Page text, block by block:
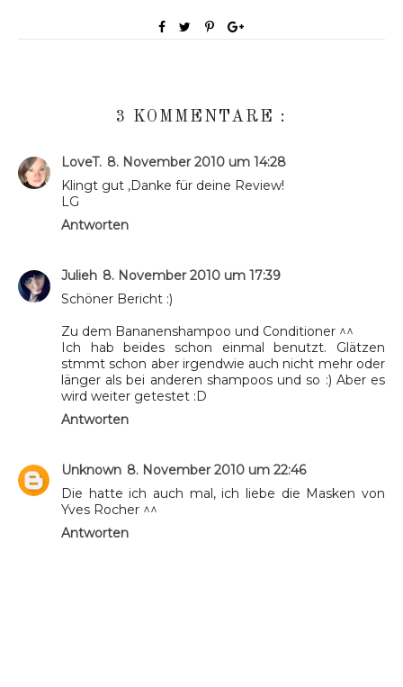
3 KOMMENTARE :
LoveT. 8. November 2010 um 14:28
Klingt gut ,Danke für deine Review!
LG
Antworten
Julieh 8. November 2010 um 17:39
Schöner Bericht :)
Zu dem Bananenshampoo und Conditioner ^^
Ich hab beides schon einmal benutzt. Glätzen
stmmt schon aber irgendwie auch nicht mehr oder
länger als bei anderen shampoos und so :) Aber es
wird weiter getestet :D
Antworten
Unknown 8. November 2010 um 22:46
Die hatte ich auch mal, ich liebe die Masken von
Yves Rocher ^^
Antworten